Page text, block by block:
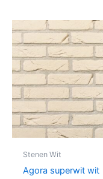
Stenen Wit
Agora superwit wit